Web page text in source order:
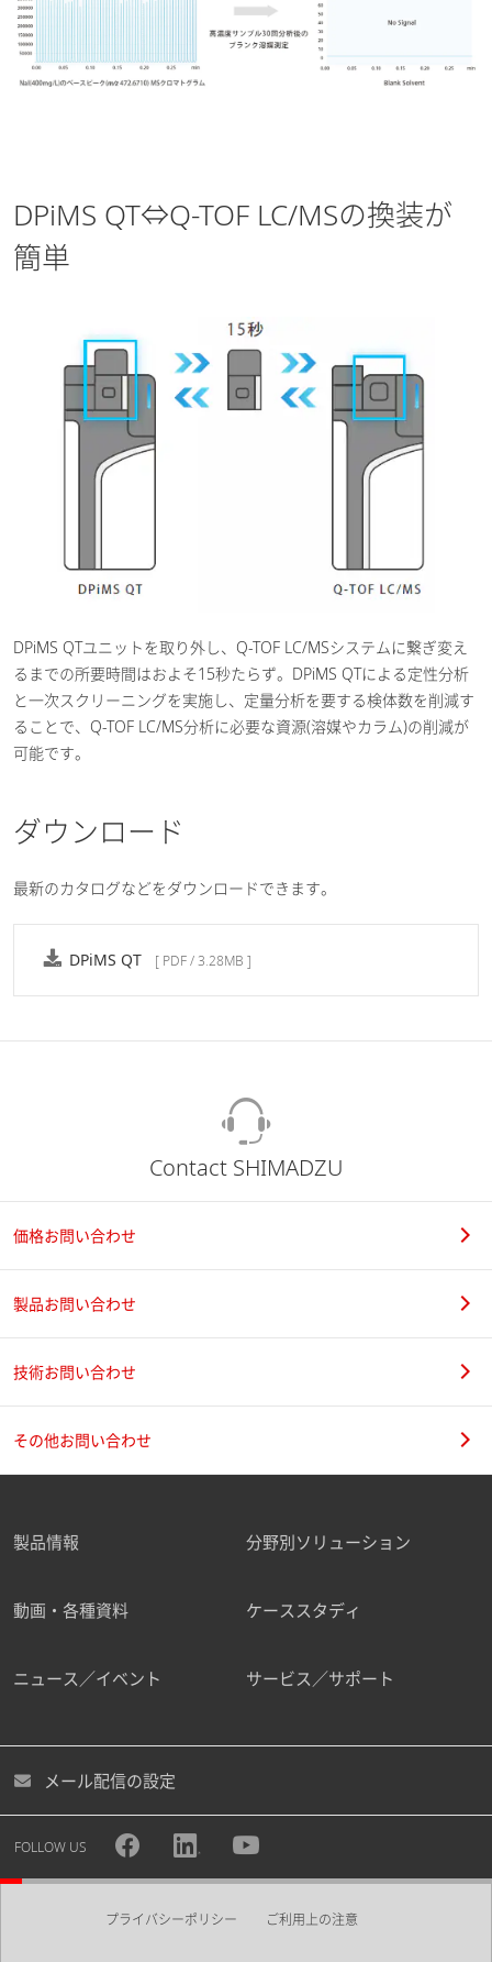
DPiMS QT⇔Q-TOF LC/MSの換装が
簡単
DPiMS QTユニットを取り外し、Q-TOF LC/MSシステムに繋ぎ変え
るまでの所要時間はおよそ15秒たらず。DPiMS QTによる定性分析
と一次スクリーニングを実施し、定量分析を要する検体数を削減す
ることで、Q-TOF LC/MS分析に必要な資源(溶媒やカラム)の削減が
可能です。
ダウンロード
最新のカタログなどをダウンロードできます。
DPiMS QT [ PDF / 3.28MB ]
Contact SHIMADZU
価格お問い合わせ
製品お問い合わせ
技術お問い合わせ
その他お問い合わせ
製品情報 分野別ソリューション
動画・各種資料 ケーススタディ
ニュース／イベント サービス／サポート
メール配信の設定
FOLLOW US
プライバシーポリシー ご利用上の注意